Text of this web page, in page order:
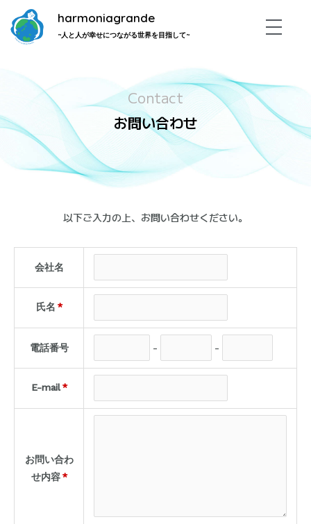
harmoniagrande
~人と人が幸せにつながる世界を目指して~
Contact
お問い合わせ
以下ご入力の上、お問い合わせください。
会社名
氏名 *
電話番号 - -
E-mail *
お問い合わ
せ内容 *